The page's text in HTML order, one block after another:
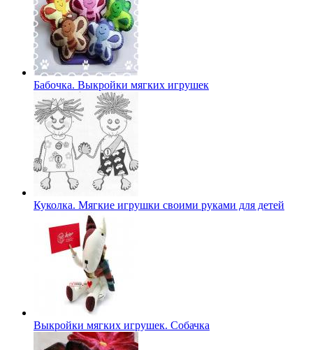
Бабочка. Выкройки мягких игрушек
Куколка. Мягкие игрушки своими руками для детей
Выкройки мягких игрушек. Собачка